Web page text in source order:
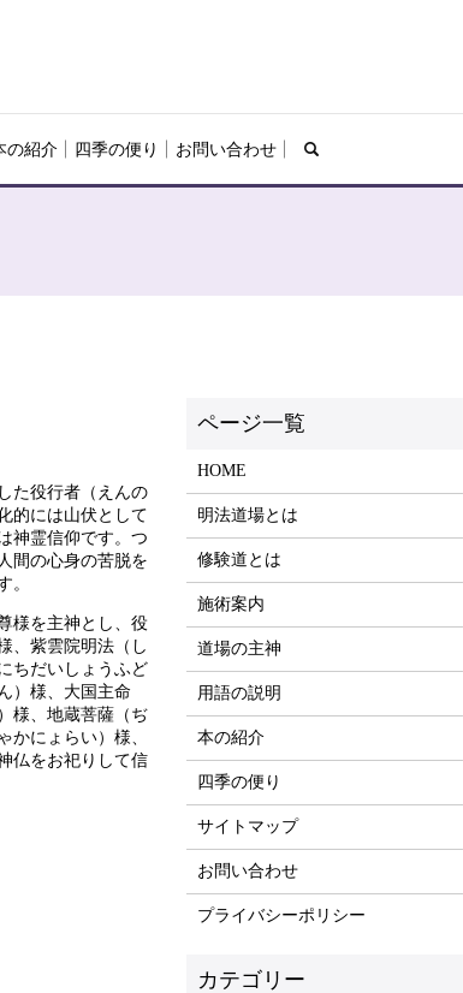
の紹介 四季の便り お問い合わせ
た役行者（えんの
的には山伏として
神霊信仰です。つ
間の心身の苦脱を
。
様を主神とし、役
、紫雲院明法（し
ちだいしょうふど
）様、大国主命
様、地蔵菩薩（ぢ
かにょらい）様、
仏をお祀りして信
HOME
明法道場とは
修験道とは
施術案内
道場の主神
用語の説明
本の紹介
四季の便り
サイトマップ
お問い合わせ
プライバシーポリシー